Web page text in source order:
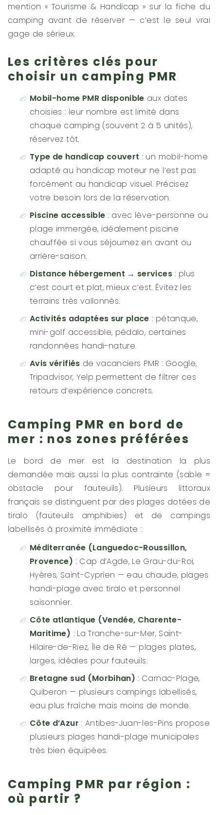
mention « Tourisme & Handicap » sur la fiche du
camping avant de réserver — c’est le seul vrai
gage de sérieux.
Les critères clés pour
choisir un camping PMR
Mobil-home PMR disponible aux dates
choisies : leur nombre est limité dans
chaque camping (souvent 2 à 5 unités),
réservez tôt.
Type de handicap couvert : un mobil-home
adapté au handicap moteur ne l’est pas
forcément au handicap visuel. Précisez
votre besoin lors de la réservation.
Piscine accessible : avec lève-personne ou
plage immergée, idéalement piscine
chauffée si vous séjournez en avant ou
arrière-saison.
Distance hébergement → services: plus
c’est court et plat, mieux c’est. Évitez les
terrains très vallonnés.
Activités adaptées sur place : pétanque,
mini-golf accessible, pédalo, certaines
randonnées handi-nature.
Avis vérifiés de vacanciers PMR : Google,
Tripadvisor, Yelp permettent de filtrer ces
retours d’expérience concrets.
Camping PMR en bord de
mer : nos zones préférées
Le bord de mer est la destination la plus
demandée mais aussi la plus contrainte (sable =
obstacle pour fauteuils). Plusieurs littoraux
français se distinguent par des plages dotées de
tiralo (fauteuils amphibies) et de campings
labellisés à proximité immédiate :
Méditerranée (Languedoc-Roussillon,
Provence) : Cap d’Agde, Le Grau-du-Roi,
Hyères, Saint-Cyprien — eau chaude, plages
handi-plage avec tiralo et personnel
saisonnier.
Côte atlantique (Vendée, Charente-
Maritime) : La Tranche-sur-Mer, Saint-
Hilaire-de-Riez, Île de Ré — plages plates,
larges, idéales pour fauteuils.
Bretagne sud (Morbihan) : Carnac-Plage,
Quiberon — plusieurs campings labellisés,
eau plus fraîche mais moins de monde.
Côte d’Azur : Antibes-Juan-les-Pins propose
plusieurs plages handi-plage municipales
très bien équipées.
Camping PMR par région :
où partir ?